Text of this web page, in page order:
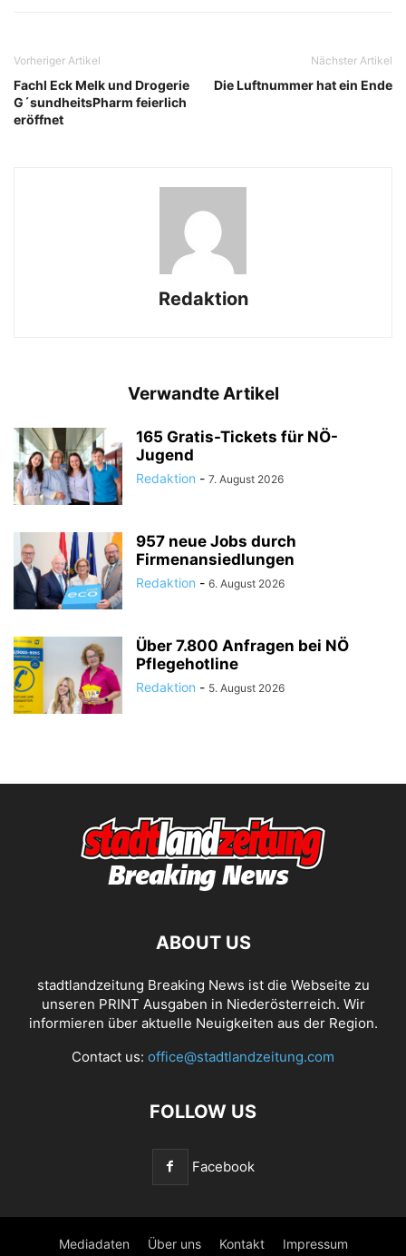
Vorheriger Artikel
Fachl Eck Melk und Drogerie
G´sundheitsPharm feierlich
eröffnet
Nächster Artikel
Die Luftnummer hat ein Ende
Redaktion
Verwandte Artikel
165 Gratis-Tickets für NÖ-
Jugend
Redaktion - 7. August 2026
957 neue Jobs durch
Firmenansiedlungen
Redaktion - 6. August 2026
Über 7.800 Anfragen bei NÖ
Pflegehotline
Redaktion - 5. August 2026
ABOUT US
stadtlandzeitung Breaking News ist die Webseite zu
unseren PRINT Ausgaben in Niederösterreich. Wir
informieren über aktuelle Neuigkeiten aus der Region.
Contact us: office@stadtlandzeitung.com
FOLLOW US
Facebook
Mediadaten Über uns Kontakt Impressum